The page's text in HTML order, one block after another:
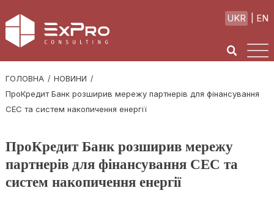
UKR EN
ГОЛОВНА
НОВИНИ
ПроКредит Банк розширив мережу партнерів для фінансування
СЕС та систем накопичення енергії
ПроКредит Банк розширив мережу
партнерів для фінансування СЕС та
систем накопичення енергії